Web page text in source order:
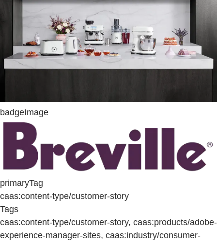
badgeImage
primaryTag
caas:content-type/customer-story
Tags
caas:content-type/customer-story, caas:products/adobe-
experience-manager-sites, caas:industry/consumer-